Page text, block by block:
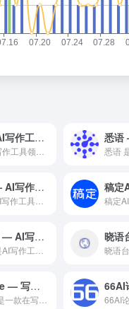
社研通 — AI写作工具领域的专业 AI 工具
材料星AI — AI写作工具领域的专业 AI 工具
灵构AI笔记 — AI写作工具领域的专业 AI 工具
Peppertype — 写作助手领域的领先 AI 工具